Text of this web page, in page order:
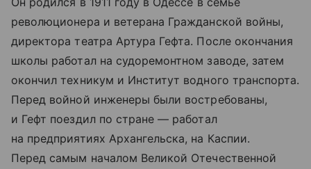
революционера и ветерана Гражданской войны,
директора театра Артура Гефта. После окончания
школы работал на судоремонтном заводе, затем
окончил техникум и Институт водного транспорта.
Перед войной инженеры были востребованы,
и Гефт поездил по стране — работал
на предприятиях Архангельска, на Каспии.
Перед самым началом Великой Отечественной